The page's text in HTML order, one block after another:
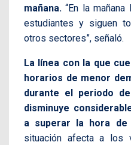
mañana. “En la
estudiantes y siguen
otros sectores”, señaló.
La línea con la que
horarios de menor
durante el periodo
disminuye
a superar la hora de
situación afecta a los